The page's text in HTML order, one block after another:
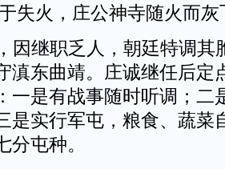
失火，庄公神寺随火而
继职乏人，朝廷特调其
滇东曲靖。庄诚继任后定
一是有战事随时听调；二
是实行军屯，粮食、蔬菜
分屯种。